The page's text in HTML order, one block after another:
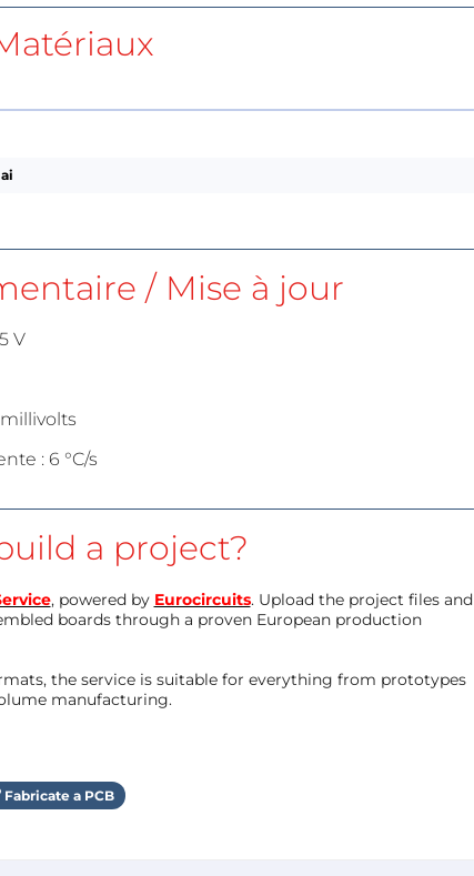
/ Mise à jour
V
: 6 °C/s
a project?
, powered by Eurocircuits. Upload the project files and
boards through a proven European production
the service is suitable for everything from prototypes
manufacturing.
Fabricate a PCB